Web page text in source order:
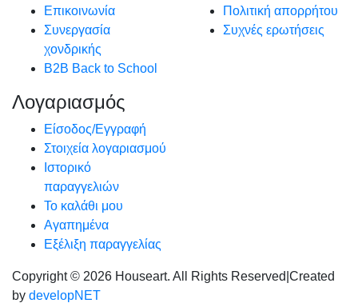
Επικοινωνία
Συνεργασία
χονδρικής
B2B Back to School
Πολιτική απορρήτου
Συχνές ερωτήσεις
Λογαριασμός
Είσοδος/Εγγραφή
Στοιχεία λογαριασμού
Ιστορικό
παραγγελιών
Το καλάθι μου
Αγαπημένα
Εξέλιξη παραγγελίας
Copyright © 2026 Houseart. All Rights Reserved Created
by developNET